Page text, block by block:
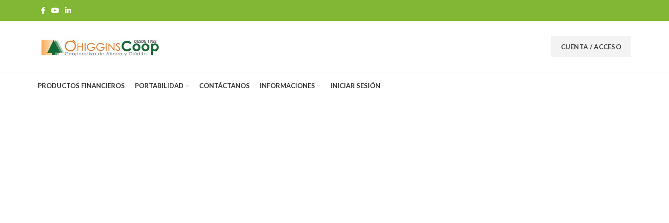
CUENTA / ACCESO
PRODUCTOS FINANCIEROS PORTABILIDAD CONTÁCTANOS INFORMACIONES INICIAR SESIÓN